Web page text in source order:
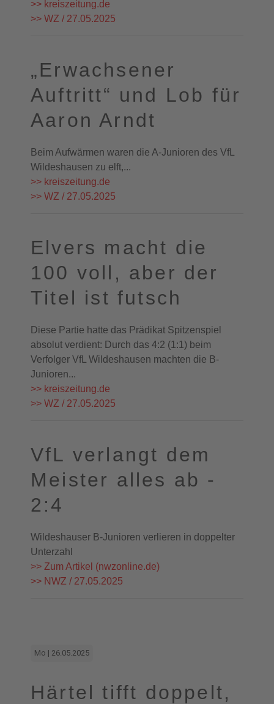
>> kreiszeitung.de
>> WZ / 27.05.2025
„Erwachsener
Auftritt“ und Lob für
Aaron Arndt
Beim Aufwärmen waren die A-Junioren des VfL
Wildeshausen zu elft,...
>> kreiszeitung.de
>> WZ / 27.05.2025
Elvers macht die
100 voll, aber der
Titel ist futsch
Diese Partie hatte das Prädikat Spitzenspiel
absolut verdient: Durch das 4:2 (1:1) beim
Verfolger VfL Wildeshausen machten die B-
Junioren...
>> kreiszeitung.de
>> WZ / 27.05.2025
VfL verlangt dem
Meister alles ab -
2:4
Wildeshauser B-Junioren verlieren in doppelter
Unterzahl
>> Zum Artikel (nwzonline.de)
>> NWZ / 27.05.2025
Mo | 26.05.2025
Härtel tifft doppelt,